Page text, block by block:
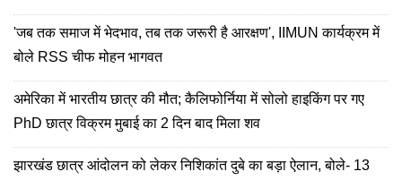
'जब तक समाज में भेदभाव, तब तक जरूरी है आरक्षण', IIMUN कार्यक्रम में
बोले RSS चीफ मोहन भागवत
अमेरिका में भारतीय छात्र की मौत; कैलिफोर्निया में सोलो हाइकिंग पर गए
PhD छात्र विक्रम मुबाई का 2 दिन बाद मिला शव
झारखंड छात्र आंदोलन को लेकर निशिकांत दुबे का बड़ा ऐलान, बोले- 13